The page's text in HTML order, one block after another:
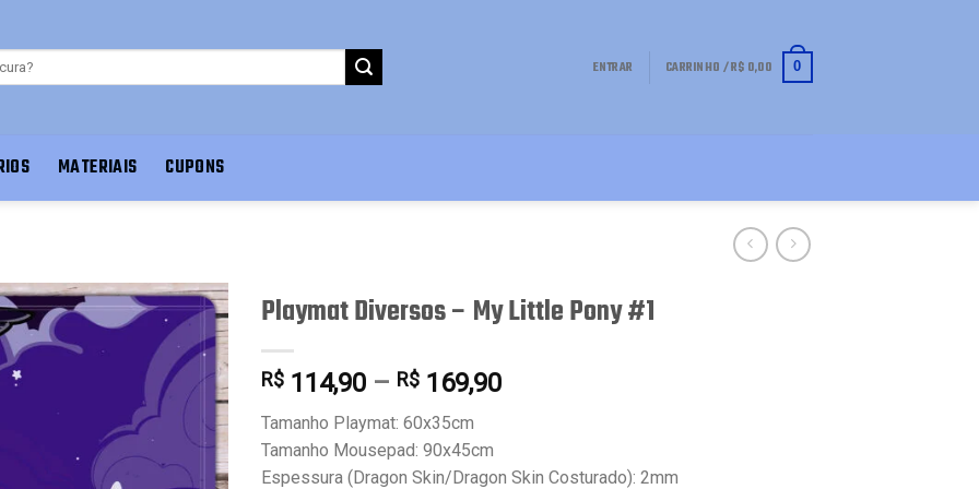
ENTRAR CARRINHO /R$ 0,00 0
MATERIAIS CUPONS
Favoritar
Playmat Diversos – My Little Pony #1
R$ 114,90 – R$ 169,90
Tamanho Playmat: 60x35cm
Tamanho Mousepad: 90x45cm
Espessura (Dragon Skin/Dragon Skin Costurado): 2mm